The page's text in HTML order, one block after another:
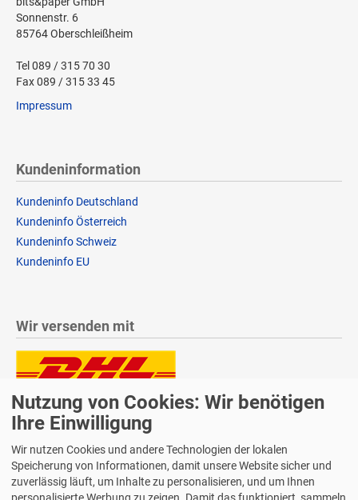
Sonnenstr. 6
85764 Oberschleißheim
Tel 089 / 315 70 30
Fax 089 / 315 33 45
Impressum
Kundeninformation
Kundeninfo Deutschland
Kundeninfo Österreich
Kundeninfo Schweiz
Kundeninfo EU
Wir versenden mit
Lieferung auch an Packstationen und Postfilialen
Samstagszustellung
Nutzung von Cookies: Wir benötigen
Ihre Einwilligung
Wir nutzen Cookies und andere Technologien der lokalen
Speicherung von Informationen, damit unsere Website sicher und
zuverlässig läuft, um Inhalte zu personalisieren, und um Ihnen